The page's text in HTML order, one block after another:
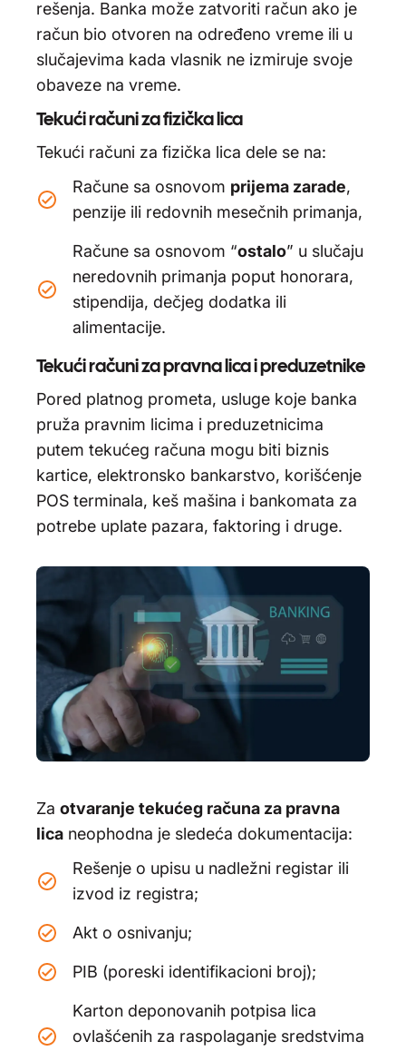
rešenja. Banka može zatvoriti račun ako je
račun bio otvoren na određeno vreme ili u
slučajevima kada vlasnik ne izmiruje svoje
obaveze na vreme.
Tekući računi za fizička lica
Tekući računi za fizička lica dele se na:
Račune sa osnovom prijema zarade,
penzije ili redovnih mesečnih primanja,
Račune sa osnovom “ostalo” u slučaju
neredovnih primanja poput honorara,
stipendija, dečjeg dodatka ili
alimentacije.
Tekući računi za pravna lica i preduzetnike
Pored platnog prometa, usluge koje banka
pruža pravnim licima i preduzetnicima
putem tekućeg računa mogu biti biznis
kartice, elektronsko bankarstvo, korišćenje
POS terminala, keš mašina i bankomata za
potrebe uplate pazara, faktoring i druge.
Za otvaranje tekućeg računa za pravna
lica neophodna je sledeća dokumentacija:
Rešenje o upisu u nadležni registar ili
izvod iz registra;
Akt o osnivanju;
PIB (poreski identifikacioni broj);
Karton deponovanih potpisa lica
ovlašćenih za raspolaganje sredstvima